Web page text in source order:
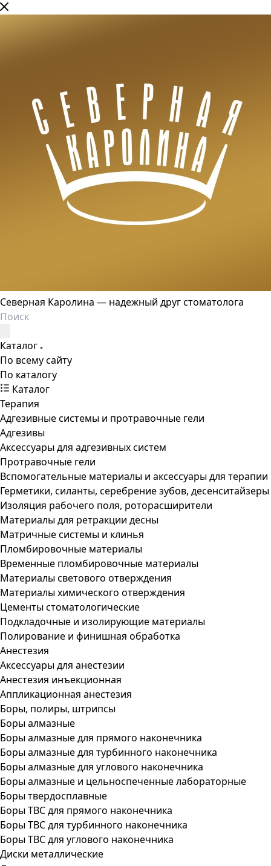
Северная Каролина — надежный друг стоматолога
Каталог
По всему сайту
По каталогу
Каталог
Терапия
Адгезивные системы и протравочные гели
Адгезивы
Аксессуары для адгезивных систем
Протравочные гели
Вспомогательные материалы и аксессуары для терапии
Герметики, силанты, серебрение зубов, десенситайзеры
Изоляция рабочего поля, роторасширители
Материалы для ретракции десны
Матричные системы и клинья
Пломбировочные материалы
Временные пломбировочные материалы
Материалы светового отверждения
Материалы химического отверждения
Цементы стоматологические
Подкладочные и изолирующие материалы
Полирование и финишная обработка
Анестезия
Аксессуары для анестезии
Анестезия инъекционная
Аппликационная анестезия
Боры, полиры, штрипсы
Боры алмазные
Боры алмазные для прямого наконечника
Боры алмазные для турбинного наконечника
Боры алмазные для углового наконечника
Боры алмазные и цельноспеченные лабораторные
Боры твердосплавные
Боры ТВС для прямого наконечника
Боры ТВС для турбинного наконечника
Боры ТВС для углового наконечника
Диски металлические